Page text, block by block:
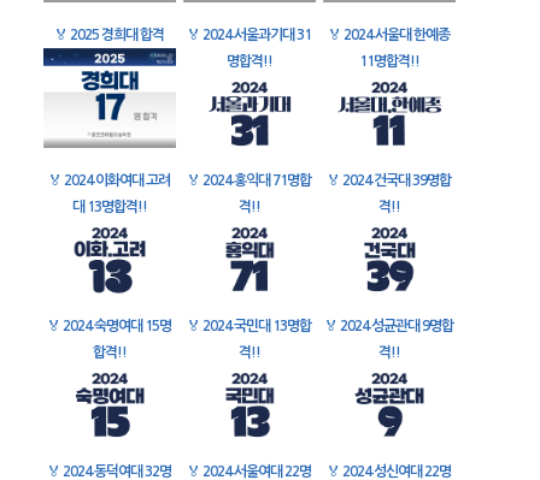
🏅 2025 경희대 합격 🏅 2024 서울과기대 31
명합격!!
🏅 2024 서울대 한예종
11명합격!!
🏅 2024 이화여대 고려
대 13명합격!!
🏅 2024 홍익대 71명합
격!!
🏅 2024 건국대 39명합
격!!
🏅 2024 숙명여대 15명
합격!!
🏅 2024 국민대 13명합
격!!
🏅 2024 성균관대 9명합
격!!
🏅 2024 동덕여대 32명
🏅 2024 서울여대 22명
🏅 2024 성신여대 22명